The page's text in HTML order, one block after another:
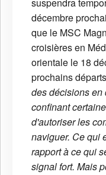
suspendra
décembre
que le MSC
croisières en
orientale le 18
prochains
des décisions en
confinant
d'autoriser les
naviguer. Ce qui
rapport à ce qui
signal fort. Mais